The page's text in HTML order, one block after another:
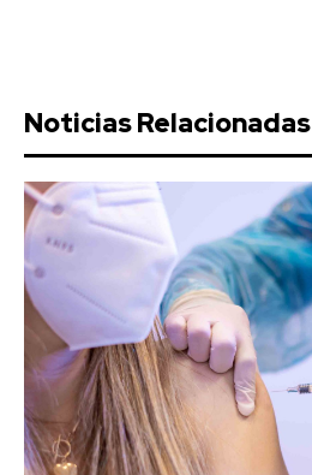
Noticias Relacionadas